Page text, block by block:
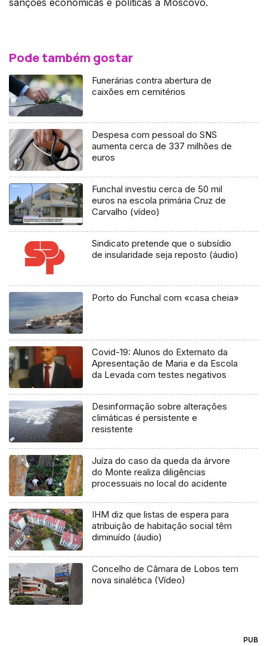
sanções económicas e políticas a Moscovo.
Pode também gostar
Funerárias contra abertura de
caixões em cemitérios
Despesa com pessoal do SNS
aumenta cerca de 337 milhões de
euros
Funchal investiu cerca de 50 mil
euros na escola primária Cruz de
Carvalho (vídeo)
Sindicato pretende que o subsídio
de insularidade seja reposto (áudio)
Porto do Funchal com «casa cheia»
Covid-19: Alunos do Externato da
Apresentação de Maria e da Escola
da Levada com testes negativos
Desinformação sobre alterações
climáticas é persistente e
resistente
Juíza do caso da queda da árvore
do Monte realiza diligências
processuais no local do acidente
IHM diz que listas de espera para
atribuição de habitação social têm
diminuído (áudio)
Concelho de Câmara de Lobos tem
nova sinalética (Vídeo)
PUB